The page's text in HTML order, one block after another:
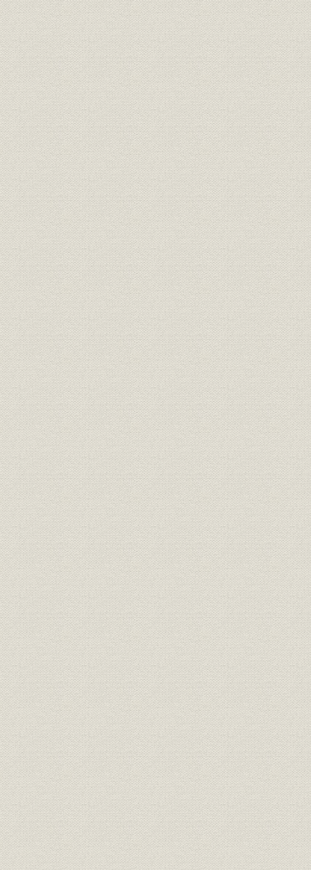
3 大ダム時代への挑戦
4 神部社長の個性的理念の開花
5 海外工事への戦後初進出
6 積極的な海外技術導入と海外交流
7 労働と安全
8 急上昇期に入った経営実績と経営体制
第2節 大ダム建設時代の到来と王者間組
1 戦後初の大規模ダム-丸山発電所
2 戦後土木技術の金字塔-佐久間ダム
3 世紀の偉業-黒部川第四ダム
4 わが国初のロックフィルダム-御母衣ダム
5 大井川開発とホロー・グラビティダムの施工
6 新技術による多様なダム・発電所工事
7 各電力会社を中心とする各地の発電所工事
第3節 エネルギー転換と産業基盤の整備
1 火力発電への邁進
2 九州における炭鉱工事の展開
3 原子力分野参入への布石
4 臨海コンビナートの形成と海洋関係工事
5 量産時代への移行期における工場関連工事
第4節 交通網の整備・拡充と高速化
1 国鉄再建期の新線敷設と改良工事
2 東京・名古屋での地下鉄新線建設
3 大型プロジェクトとしての道路建設
第5節 都市施設の復興整備から本格的拡充へ
1 都市の新時代と当社工事の多角的展開
2 自立化のシンボルとしての伝統建築
3 東京の建築工事
4 東京都・川崎市の水道工事
5 各支店の事業展開と都市施設工事